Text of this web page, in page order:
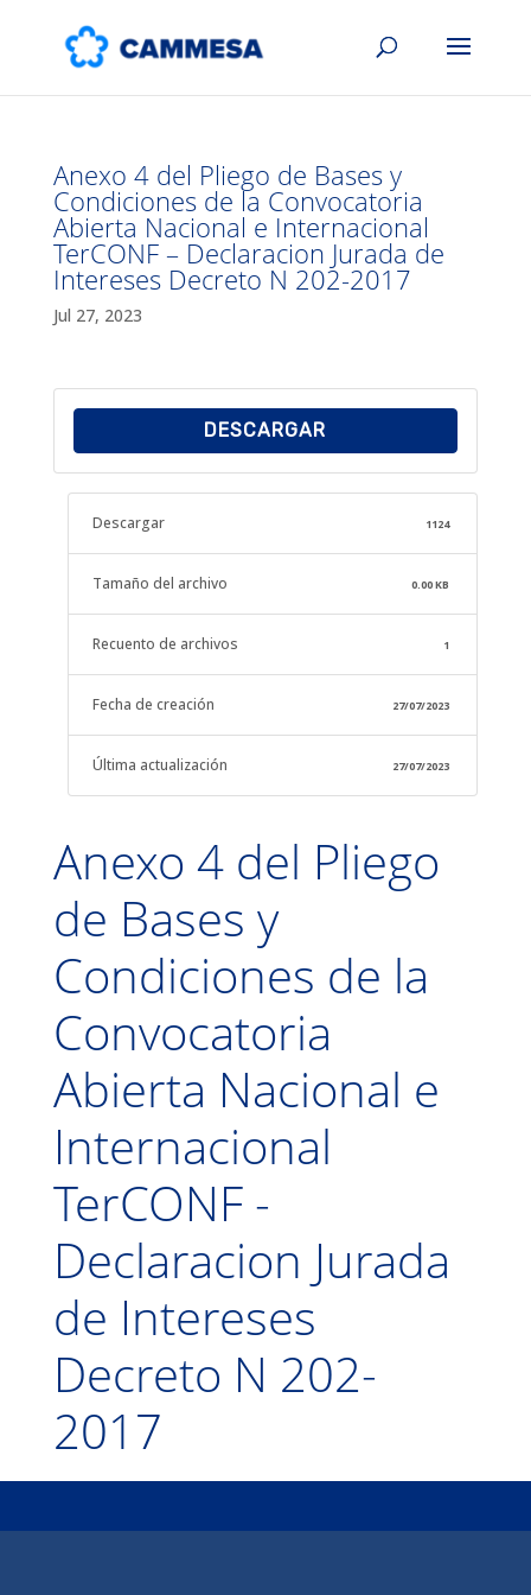
Anexo 4 del Pliego de Bases y
Condiciones de la Convocatoria
Abierta Nacional e Internacional
TerCONF – Declaracion Jurada de
Intereses Decreto N 202-2017
Jul 27, 2023
DESCARGAR
Descargar 1124
Tamaño del archivo 0.00 KB
Recuento de archivos 1
Fecha de creación 27/07/2023
Última actualización 27/07/2023
Anexo 4 del Pliego
de Bases y
Condiciones de la
Convocatoria
Abierta Nacional e
Internacional
TerCONF -
Declaracion Jurada
de Intereses
Decreto N 202-
2017